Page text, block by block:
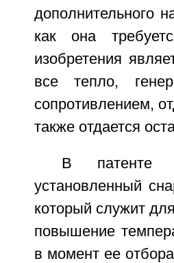
дополнительного
как она
изобретения
все тепло,
сопротивлением,
также отдается
В патенте
установленный
который служит
повышение
в момент ее